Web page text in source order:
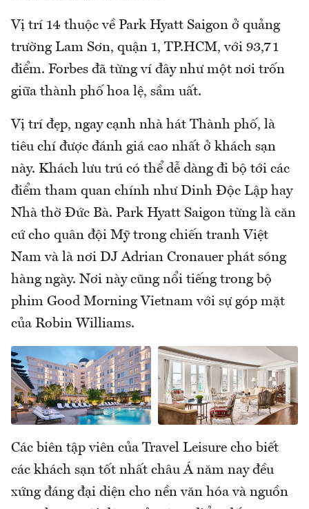
Vị trí 14 thuộc về Park Hyatt Saigon ở quảng
trường Lam Sơn, quận 1, TP.HCM, với 93,71
điểm. Forbes đã từng ví đây như một nơi trốn
giữa thành phố hoa lệ, sầm uất.
Vị trí đẹp, ngay cạnh nhà hát Thành phố, là
tiêu chí được đánh giá cao nhất ở khách sạn
này. Khách lưu trú có thể dễ dàng đi bộ tới các
điểm tham quan chính như Dinh Độc Lập hay
Nhà thờ Đức Bà. Park Hyatt Saigon từng là căn
cứ cho quân đội Mỹ trong chiến tranh Việt
Nam và là nơi DJ Adrian Cronauer phát sóng
hàng ngày. Nơi này cũng nổi tiếng trong bộ
phim Good Morning Vietnam với sự góp mặt
của Robin Williams.
Các biên tập viên của Travel Leisure cho biết
các khách sạn tốt nhất châu Á năm nay đều
xứng đáng đại diện cho nền văn hóa và nguồn